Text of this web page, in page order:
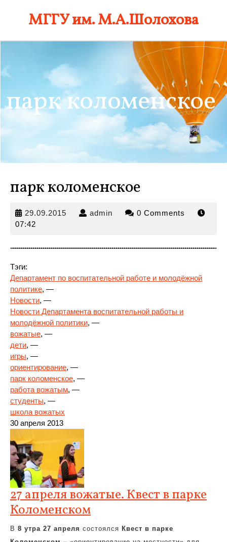
МГГУ им. М.А.Шолохова
парк коломенское
парк коломенское
29.09.2015 29.09.2015
admin admin 0 Comments
07:42
Тэги:
Департамент по воспитательной работе и молодёжной
политике, —
Новости, —
Новости Департамента воспитательной работы и
молодёжной политики, —
вожатые, —
дети, —
игры, —
ориентирование, —
парк коломенское, —
работа вожатым, —
студенты, —
школа вожатых
30 апреля 2013
27 апреля вожатые. Квест в парке
Коломенском
В 8 утра 27 апреля состоялся Квест в парке